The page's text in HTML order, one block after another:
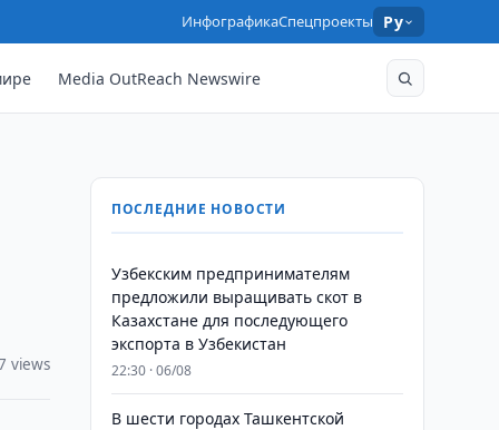
ИнфографикаСпецпроекты Ру
Media OutReach Newswire
views
ПОСЛЕДНИЕ НОВОСТИ
Узбекским предпринимателям
предложили выращивать скот в
Казахстане для последующего
экспорта в Узбекистан
22:30 · 06/08
В шести городах Ташкентской